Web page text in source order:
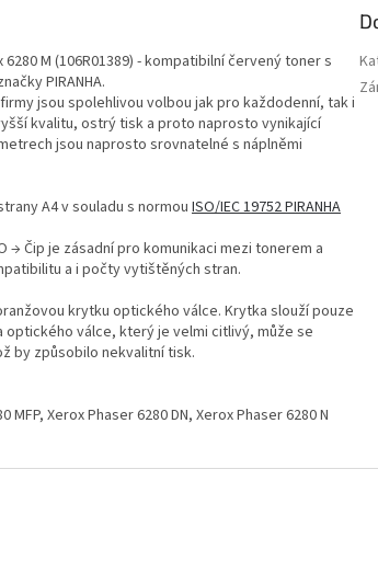
M (106R01389) - kompatibilní červený toner s
PIRANHA.
jsou spolehlivou volbou jak pro každodenní, tak i
kvalitu, ostrý tisk a proto naprosto vynikající
jsou naprosto srovnatelné s náplněmi
A4 v souladu s normouISO/IEC 19752 PIRANHA
→ Čip je zásadní pro komunikaci mezi tonerem a
a i počty vytištěných stran.
krytku optického válce. Krytka slouží pouze
optického válce, který je velmi citlivý, může se
by způsobilo nekvalitní tisk.
MFP, Xerox Phaser 6280 DN, Xerox Phaser 6280 N